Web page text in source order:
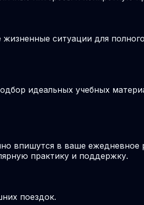
ситуации для
идеальных учебных
впишутся в ваше ежедневное
практику и поддержку.
поездок.